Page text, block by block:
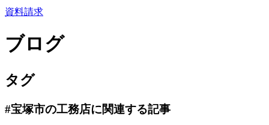
資料請求
ブログ
タグ
#宝塚市の工務店に関連する記事